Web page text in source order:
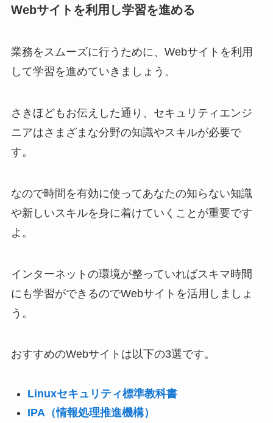
Webサイトを利用し学習を進める
業務をスムーズに行うために、Webサイトを利用
して学習を進めていきましょう。
さきほどもお伝えした通り、セキュリティエンジ
ニアはさまざまな分野の知識やスキルが必要で
す。
なので時間を有効に使ってあなたの知らない知識
や新しいスキルを身に着けていくことが重要です
よ。
インターネットの環境が整っていればスキマ時間
にも学習ができるのでWebサイトを活用しましょ
う。
おすすめのWebサイトは以下の3選です。
Linuxセキュリティ標準教科書
IPA（情報処理推進機構）